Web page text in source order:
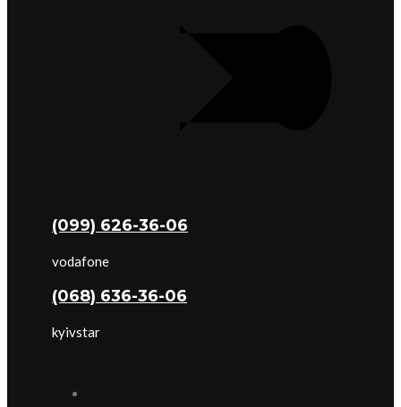
(099) 626-36-06
vodafone
(068) 636-36-06
kyivstar